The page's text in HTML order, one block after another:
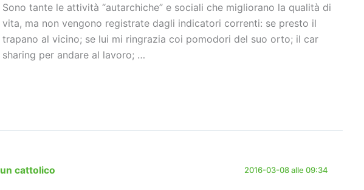
Sono tante le attività “autarchiche” e sociali che migliorano la qualità di
vita, ma non vengono registrate dagli indicatori correnti: se presto il
trapano al vicino; se lui mi ringrazia coi pomodori del suo orto; il car
sharing per andare al lavoro; …
un cattolico 2016-03-08 alle 09:34